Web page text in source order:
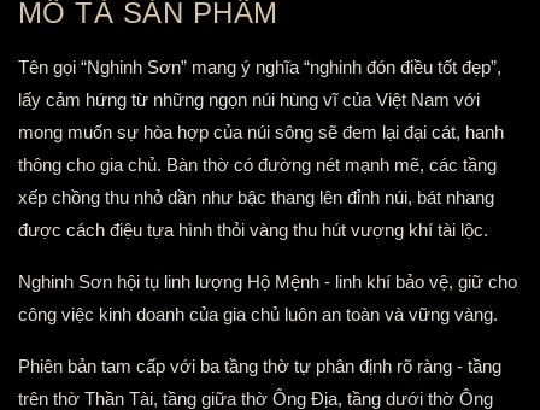
MÔ TẢ SẢN PHẨM
Tên gọi “Nghinh Sơn” mang ý nghĩa “nghinh đón điều tốt đẹp”,
lấy cảm hứng từ những ngọn núi hùng vĩ của Việt Nam với
mong muốn sự hòa hợp của núi sông sẽ đem lại đại cát, hanh
thông cho gia chủ. Bàn thờ có đường nét mạnh mẽ, các tầng
xếp chồng thu nhỏ dần như bậc thang lên đỉnh núi, bát nhang
được cách điệu tựa hình thỏi vàng thu hút vượng khí tài lộc.
Nghinh Sơn hội tụ linh lượng Hộ Mệnh - linh khí bảo vệ, giữ cho
công việc kinh doanh của gia chủ luôn an toàn và vững vàng.
Phiên bản tam cấp với ba tầng thờ tự phân định rõ ràng - tầng
trên thờ Thần Tài, tầng giữa thờ Ông Địa, tầng dưới thờ Ông